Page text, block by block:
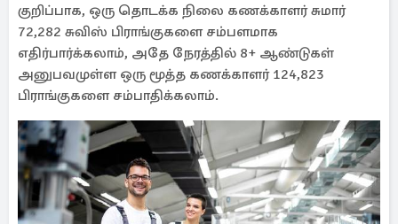
குறிப்பாக, ஒரு தொடக்க நிலை கணக்காளர் சுமார்
72,282 சுவிஸ் பிராங்குகளை சம்பளமாக
எதிர்பார்க்கலாம், அதே நேரத்தில் 8+ ஆண்டுகள்
அனுபவமுள்ள ஒரு மூத்த கணக்காளர் 124,823
பிராங்குகளை சம்பாதிக்கலாம்.